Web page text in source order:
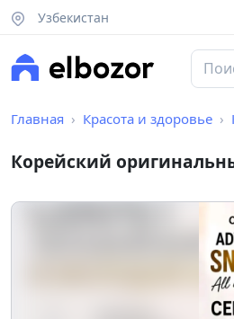
Узбекистан
Главная Красота и здоровье
Корейский